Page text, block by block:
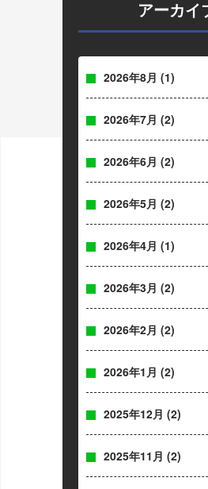
アーカイ
2026年8月 (1)
2026年7月 (2)
2026年6月 (2)
2026年5月 (2)
2026年4月 (1)
2026年3月 (2)
2026年2月 (2)
2026年1月 (2)
2025年12月 (2)
2025年11月 (2)